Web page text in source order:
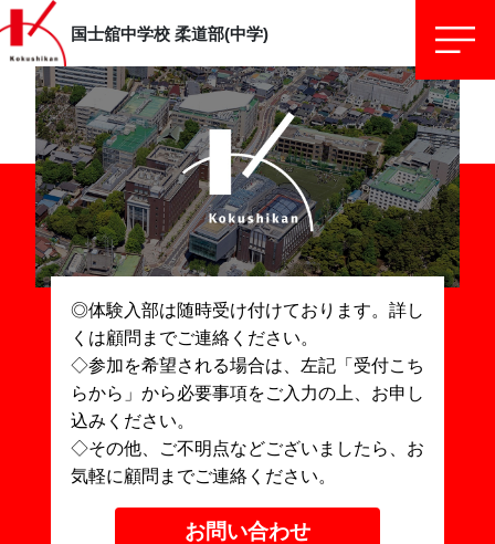
国士舘中学校 柔道部(中学)
◎体験入部は随時受け付けております。詳し
くは顧問までご連絡ください。
◇参加を希望される場合は、左記「受付こち
らから」から必要事項をご入力の上、お申し
込みください。
◇その他、ご不明点などございましたら、お
気軽に顧問までご連絡ください。
お問い合わせ